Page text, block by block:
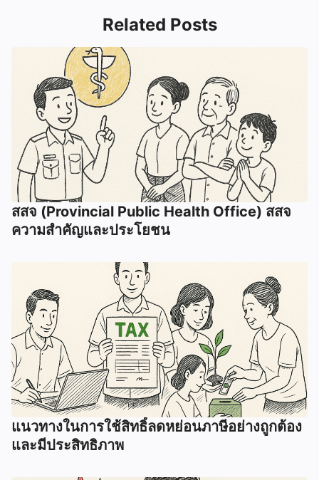
Related Posts
สสจ (Provincial Public Health Office) สสจ
ความสำคัญและประโยชน
แนวทางในการใช้สิทธิ์ลดหย่อนภาษีอย่างถูกต้อง
และมีประสิทธิภาพ